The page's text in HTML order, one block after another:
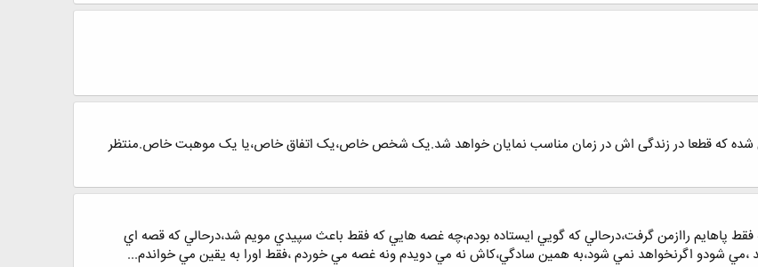
شده که قطعا در زندگی اش در زمان مناسب نمایان خواهد شد.یک شخص خاص،یک اتفاق خاص،یا یک موهبت خاص.منتظر
پاهايم راازمن گرفت،درحالي که گويي ايستاده بودم،چه غصه هايي که فقط باعث سپيدي مويم شد،درحالي که قصه اي
شودو اگرنخواهد نمي شود،به همين سادگي،کاش نه مي دويدم ونه غصه مي خوردم ،فقط اورا به يقين مي خواندم...